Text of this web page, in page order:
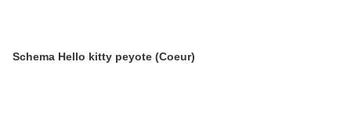
Schema Hello kitty peyote (Coeur)